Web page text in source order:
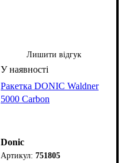
Лишити відгук
Ракетка DONIC Waldner
5000 Carbon
Donic
751805